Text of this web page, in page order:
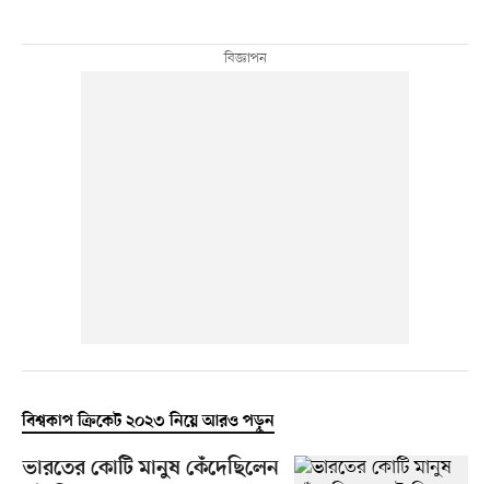
বিশ্বকাপ ক্রিকেট ২০২৩ নিয়ে আরও পড়ুন
ভারতের কোটি মানুষ কেঁদেছিলেন